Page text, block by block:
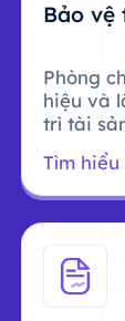
Bảo vệ
Phòng
hiệu và
trì tài
Tìm